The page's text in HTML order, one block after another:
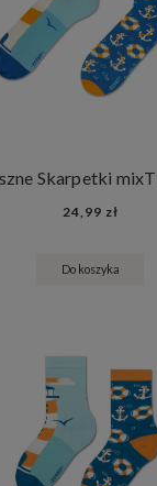
24,99 zł
Do koszyka